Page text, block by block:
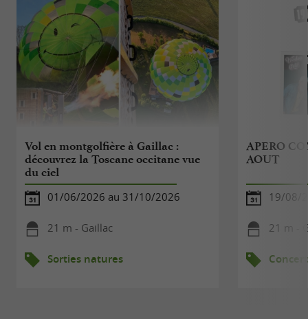
Vol en montgolfière à Gaillac :
découvrez la Toscane occitane vue
du ciel
01/06/2026 au 31/10/2026
21 m - Gaillac
Sorties natures
APERO
AOUT
19/08/
21 m -